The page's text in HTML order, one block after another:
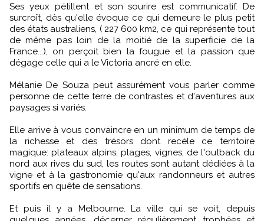
Ses yeux pétillent et son sourire est communicatif. De
surcroît, dès qu'elle évoque ce qui demeure le plus petit
des états australiens, ( 227 600 km2, ce qui représente tout
de même pas loin de la moitié de la superficie de la
France...), on perçoit bien la fougue et la passion que
dégage celle qui a le Victoria ancré en elle.
Mélanie De Souza peut assurément vous parler comme
personne de cette terre de contrastes et d'aventures aux
paysages si variés.
Elle arrive à vous convaincre en un minimum de temps de
la richesse et des trésors dont recèle ce territoire
magique: plateaux alpins, plages, vignes, de l'outback du
nord aux rives du sud, les routes sont autant dédiées à la
vigne et à la gastronomie qu'aux randonneurs et autres
sportifs en quête de sensations.
Et puis il y a Melbourne. La ville qui se voit, depuis